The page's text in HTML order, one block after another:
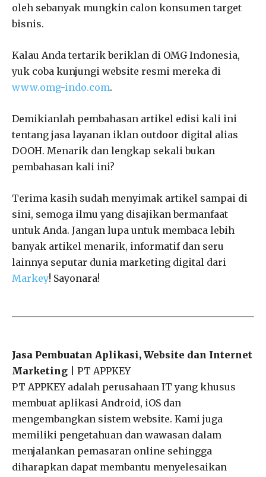
oleh sebanyak mungkin calon konsumen target
bisnis.
Kalau Anda tertarik beriklan di OMG Indonesia,
yuk coba kunjungi website resmi mereka di
www.omg-indo.com.
Demikianlah pembahasan artikel edisi kali ini
tentang jasa layanan iklan outdoor digital alias
DOOH. Menarik dan lengkap sekali bukan
pembahasan kali ini?
Terima kasih sudah menyimak artikel sampai di
sini, semoga ilmu yang disajikan bermanfaat
untuk Anda. Jangan lupa untuk membaca lebih
banyak artikel menarik, informatif dan seru
lainnya seputar dunia marketing digital dari
Markey! Sayonara!
Jasa Pembuatan Aplikasi, Website dan Internet
Marketing | PT APPKEY
PT APPKEY adalah perusahaan IT yang khusus
membuat aplikasi Android, iOS dan
mengembangkan sistem website. Kami juga
memiliki pengetahuan dan wawasan dalam
menjalankan pemasaran online sehingga
diharapkan dapat membantu menyelesaikan